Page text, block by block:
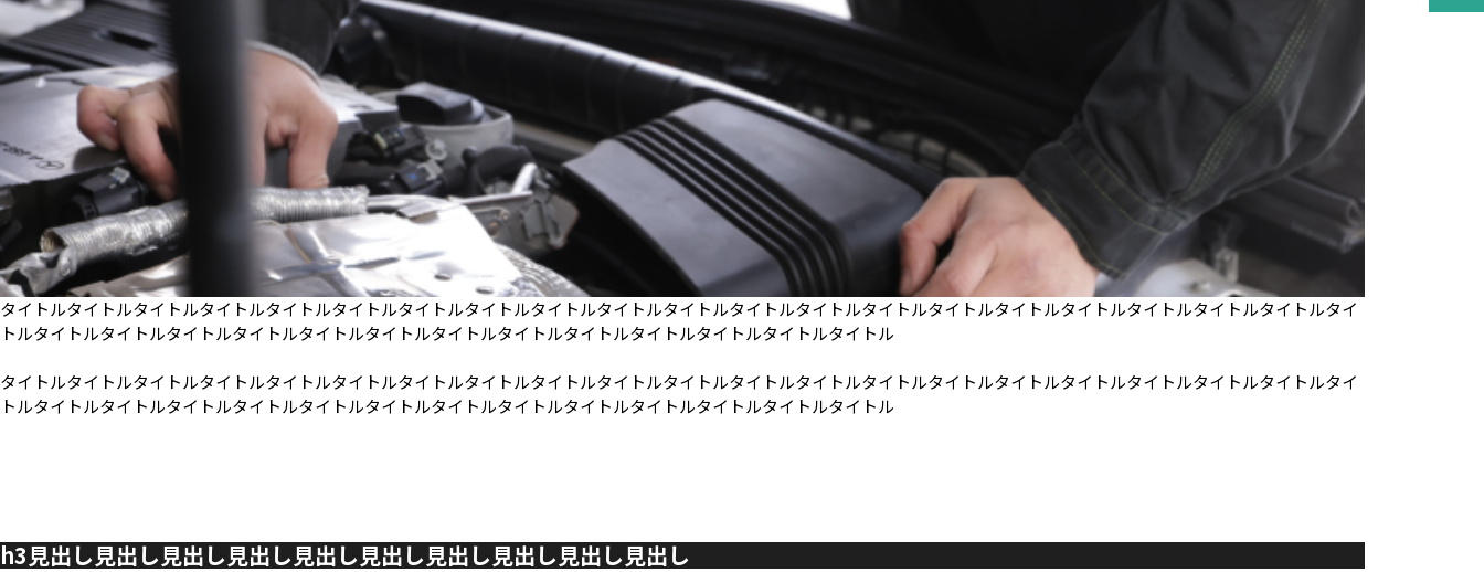
タイトルタイトルタイトルタイトルタイトルタイトルタイトルタイトルタイトルタイトルタイトルタイトルタイトルタイトルタイトルタイトルタイトルタイトルタイトルタイトルタイ
トルタイトルタイトルタイトルタイトルタイトルタイトルタイトルタイトルタイトルタイトルタイトルタイトルタイトル
タイトルタイトルタイトルタイトルタイトルタイトルタイトルタイトルタイトルタイトルタイトルタイトルタイトルタイトルタイトルタイトルタイトルタイトルタイトルタイトルタイ
トルタイトルタイトルタイトルタイトルタイトルタイトルタイトルタイトルタイトルタイトルタイトルタイトルタイトル
h3見出し見出し見出し見出し見出し見出し見出し見出し見出し見出し